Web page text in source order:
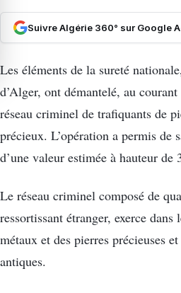
Suivre Algérie 360° sur Google
Les éléments de la sureté
d’Alger, ont démantelé, au
réseau criminel de trafiquants de
précieux. L’opération a permis de
d’une valeur estimée à hauteur
Le réseau criminel composé de
ressortissant étranger, exerce
métaux et des pierres précieuses
antiques.